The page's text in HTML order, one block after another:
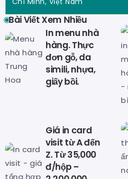
Bài Viết Xem Nhiều
In menu nhà
hàng. Thực
đơn gỗ, da
simili, nhựa,
giấy bồi.
Giá in card
visit từ A đến
Z. Từ 35,000
đ/hộp –